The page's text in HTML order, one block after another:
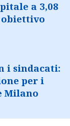
a 3,08
i sindacati:
per i
Milano